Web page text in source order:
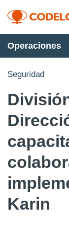
Transparencia
Proyectos
Innovación
Operaciones
Seguridad
Karin